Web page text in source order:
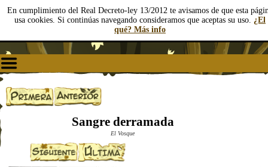
En cumplimiento del Real Decreto-ley 13/2012 te avisamos de que esta
usa cookies. Si continúas navegando consideramos que aceptas su uso. ¿El
qué? Más info
Sangre derramada
El Vosque